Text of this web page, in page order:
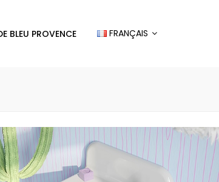
BLEU PROVENCE FRANÇAIS